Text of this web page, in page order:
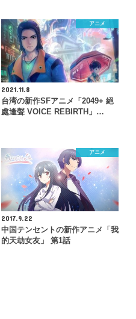
アニメ
2021.11.8
台湾の新作SFアニメ「2049+ 絕
處逢聲 VOICE REBIRTH」…
アニメ
2017.9.22
中国テンセントの新作アニメ「我
的天劫女友」 第1話